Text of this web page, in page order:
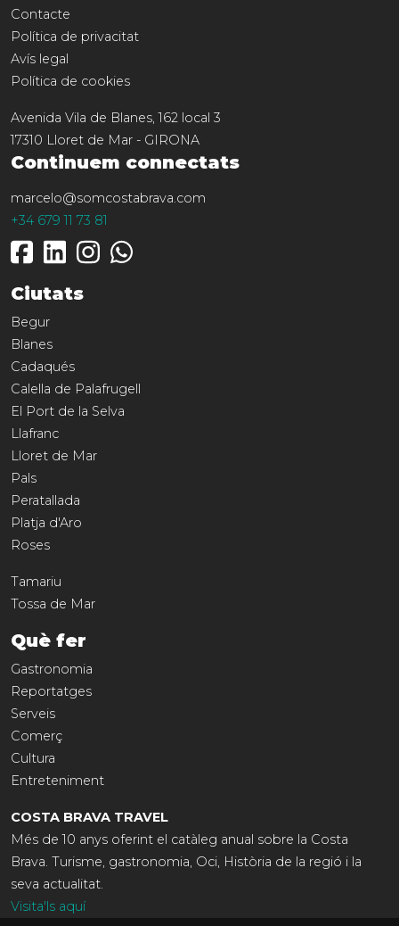
Contacte
Política de privacitat
Avís legal
Política de cookies
Avenida Vila de Blanes, 162 local 3
17310 Lloret de Mar - GIRONA
Continuem connectats
marcelo@somcostabrava.com
+34 679 11 73 81
Ciutats
Begur
Blanes
Cadaqués
Calella de Palafrugell
El Port de la Selva
Llafranc
Lloret de Mar
Pals
Peratallada
Platja d'Aro
Roses
Tamariu
Tossa de Mar
Què fer
Gastronomia
Reportatges
Serveis
Comerç
Cultura
Entreteniment
COSTA BRAVA TRAVEL
Més de 10 anys oferint el catàleg anual sobre la Costa
Brava. Turisme, gastronomia, Oci, Història de la regió i la
seva actualitat.
Visita'ls aquí